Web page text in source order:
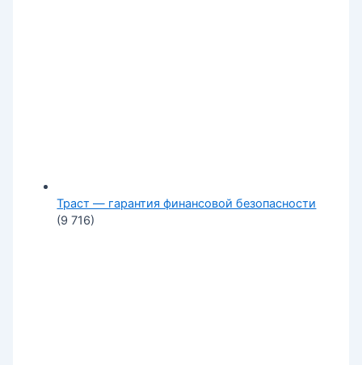
Траст — гарантия финансовой безопасности
(9 716)